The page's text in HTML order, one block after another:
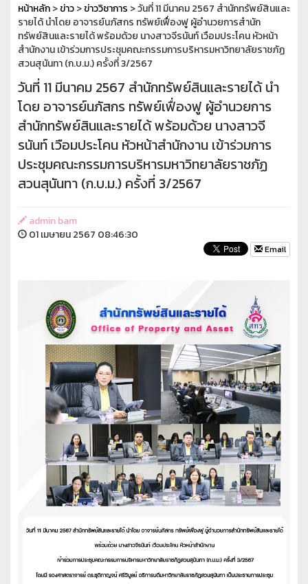
หน้าหลัก>ข่าว>ข่าววิชาการ > วันที่ 11 มีนาคม 2567 สำนักทรัพย์สินและ
รายได้ นำโดย อาจารย์นภัสกร ทรัพย์เฟื่องฟู ผู้อำนวยการสำนัก
ทรัพย์สินและรายได้ พร้อมด้วย นางสาวจีรนันท์ เวือมประโคน หัวหน้า
สำนักงาน เข้าร่วมการประชุมคณะกรรมการบริหารมหาวิทยาลัยราชภัฏ
สวนสุนันทา (ก.บ.ม.) ครั้งที่ 3/2567
วันที่ 11 มีนาคม 2567 สำนักทรัพย์สินและรายได้ นำ
โดย อาจารย์นภัสกร ทรัพย์เฟื่องฟู ผู้อำนวยการ
สำนักทรัพย์สินและรายได้ พร้อมด้วย นางสาวจี
รนันท์ เวือมประโคน หัวหน้าสำนักงาน เข้าร่วมการ
ประชุมคณะกรรมการบริหารมหาวิทยาลัยราชภัฏ
สวนสุนันทา (ก.บ.ม.) ครั้งที่ 3/2567
admin bam
01 เมษายน 2567 08:46:30
Email